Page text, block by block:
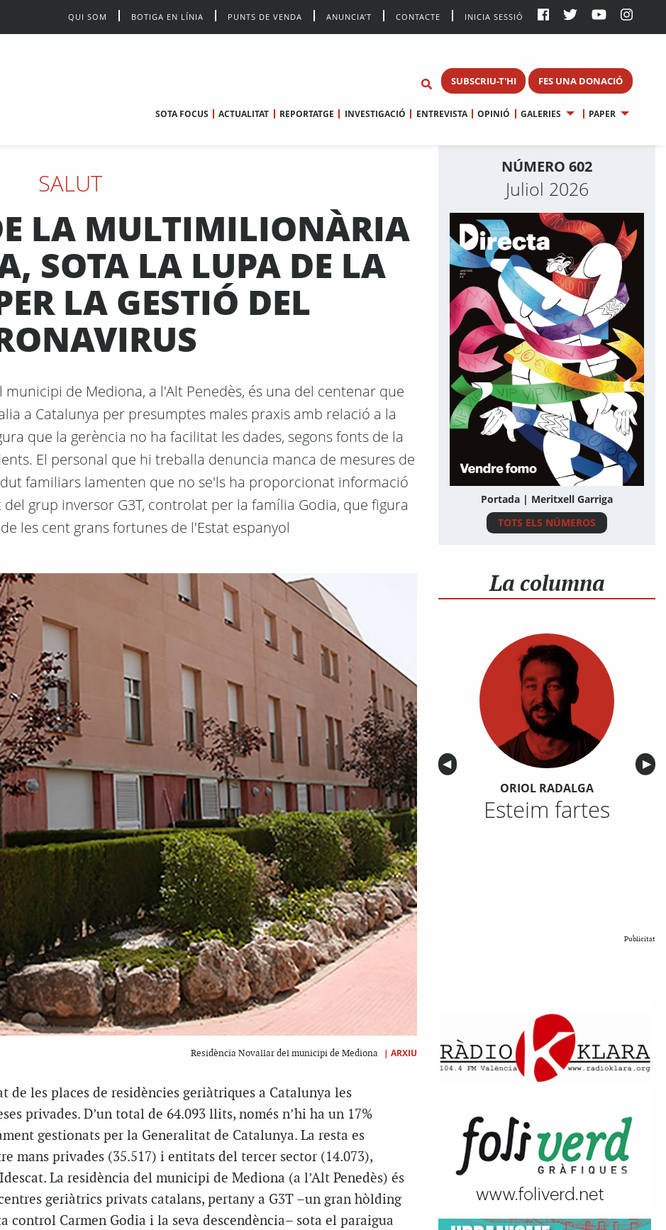
QUI SOM BOTIGA EN LÍNIA PUNTS DE VENDA ANUNCIA’T CONTACTE INICIA SESSIÓ
SUBSCRIU-T'HI FES UNA DONACIÓ
SOTA FOCUS ACTUALITAT REPORTATGE INVESTIGACIÓ ENTREVISTA OPINIÓ GALERIES PAPER
SALUT
LA MULTIMILIONÀRIA
SOTA LA LUPA DE LA
LA GESTIÓ DEL
de Mediona, a l'Alt Penedès, és una del centenar que
a Catalunya per presumptes males praxis amb relació a la
que la gerència no ha facilitat les dades, segons fonts de la
El personal que hi treballa denuncia manca de mesures de
familiars lamenten que no se'ls ha proporcionat informació
grup inversor G3T, controlat per la família Godia, que figura
les cent grans fortunes de l'Estat espanyol
Residència Novallar del municipi de Mediona | ARXIU
de les places de residències geriàtriques a Catalunya les
privades. D’un total de 64.093 llits, només n’hi ha un 17%
gestionats per la Generalitat de Catalunya. La resta es
mans privades (35.517) i entitats del tercer sector (14.073),
La residència del municipi de Mediona (a l’Alt Penedès) és
geriàtrics privats catalans, pertany a G3T –un gran hòlding
control Carmen Godia i la seva descendència– sota el paraigua
NÚMERO 602
Juliol 2026
Portada | Meritxell Garriga
TOTS ELS NÚMEROS
La columna
Anterior
◀︎ ▶︎
ORIOL RADALGA
Esteim fartes
Publicitat